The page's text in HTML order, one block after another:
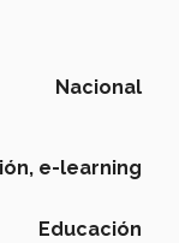
Nacional
e-learning
Educación